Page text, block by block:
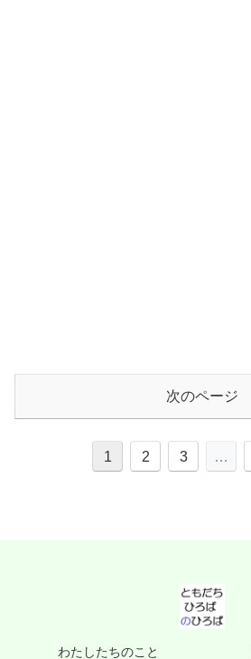
次のページ
1 2 3 …
わたしたちのこと